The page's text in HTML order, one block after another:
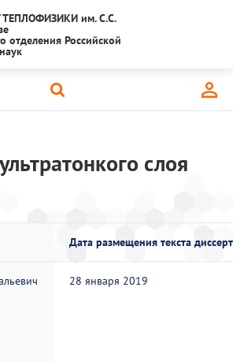
им. С.С.
отделения Российской
слоя
Дата размещения текста
28 января 2019